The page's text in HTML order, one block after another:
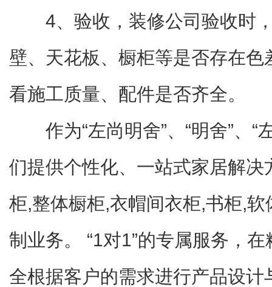
4、验收，装修公司验收时
壁、天花板、橱柜等是否存在
看施工质量、配件是否齐全。
作为“左尚明舍”、“明舍”、
们提供个性化、一站式家居解决
柜,整体橱柜,衣帽间衣柜,书柜,
制业务。 “1对1”的专属服务，
全根据客户的需求进行产品设